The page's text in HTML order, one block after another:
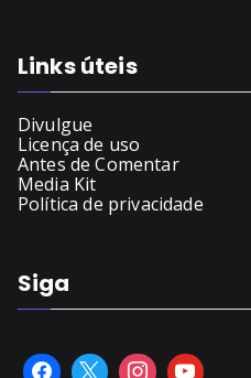
Links úteis
Divulgue
Licença de uso
Antes de Comentar
Media Kit
Política de privacidade
Siga